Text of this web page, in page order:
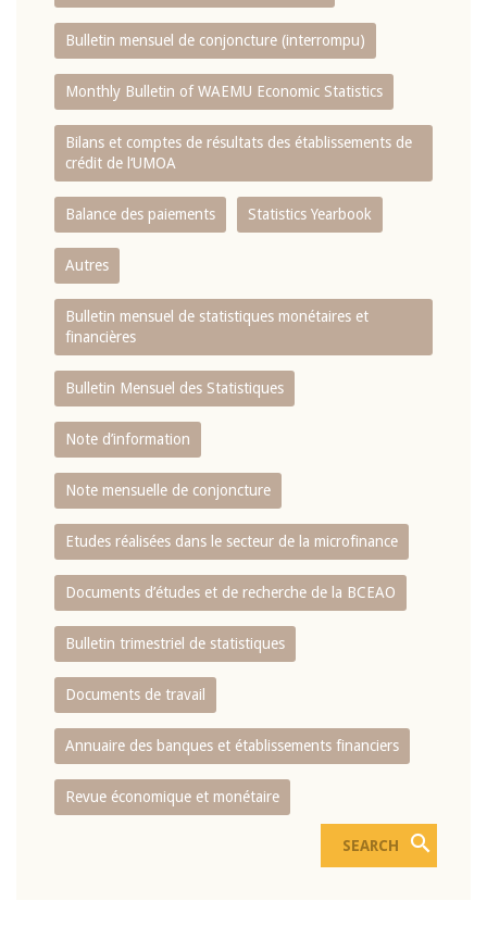
Bulletin mensuel de conjoncture (interrompu)
Monthly Bulletin of WAEMU Economic Statistics
Bilans et comptes de résultats des établissements de
crédit de l‘UMOA
Balance des paiements Statistics Yearbook
Autres
Bulletin mensuel de statistiques monétaires et
financières
Bulletin Mensuel des Statistiques
Note d’information
Note mensuelle de conjoncture
Etudes réalisées dans le secteur de la microfinance
Documents d’études et de recherche de la BCEAO
Bulletin trimestriel de statistiques
Documents de travail
Annuaire des banques et établissements financiers
Revue économique et monétaire